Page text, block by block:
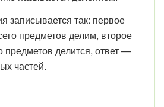
записывается так: первое
предметов делим, второе
предметов делится, ответ —
частей.